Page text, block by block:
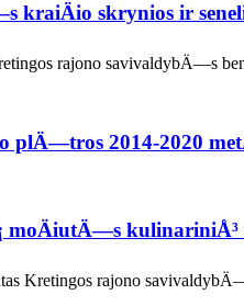
kraiÄio skrynios ir
rajono savivaldybÄ—s
plÄ—tros 2014-2020
moÄiutÄ—s
rajono